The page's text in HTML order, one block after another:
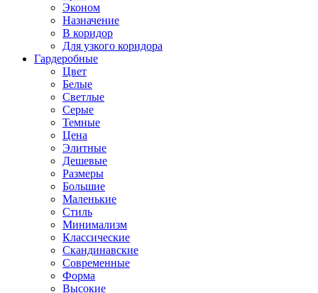
Эконом
Назначение
В коридор
Для узкого коридора
Гардеробные
Цвет
Белые
Светлые
Серые
Темные
Цена
Элитные
Дешевые
Размеры
Большие
Маленькие
Стиль
Минимализм
Классические
Скандинавские
Современные
Форма
Высокие